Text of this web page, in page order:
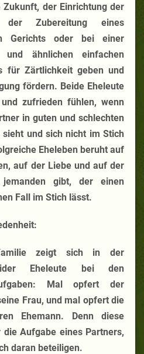
der Einrichtung der
der Zubereitung eines
Gerichts oder bei einer
ähnlichen einfachen
für Zärtlichkeit geben und
fördern. Beide Eheleute
zufrieden fühlen, wenn
in guten und schlechten
und sich nicht im Stich
Eheleben beruht auf
auf der Liebe und auf der
gibt, der einen
Fall im Stich lässt.
zeigt sich in der
Eheleute bei den
Mal opfert der
Frau, und mal opfert die
Ehemann. Denn diese
Aufgabe eines Partners,
daran beteiligen.